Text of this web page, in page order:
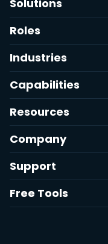
Solutions
Roles
Industries
Capabilities
Resources
Company
Support
Free Tools